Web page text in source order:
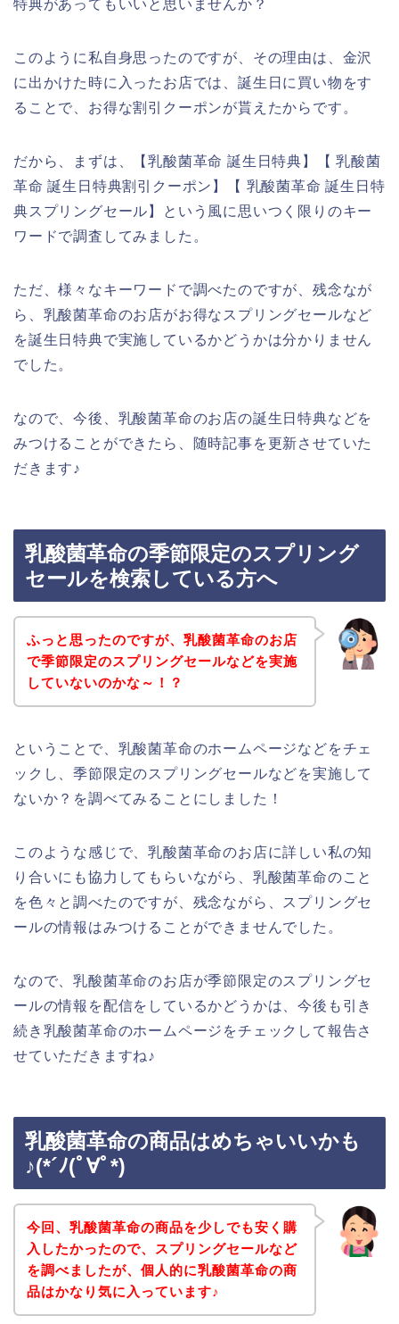
特典があってもいいと思いませんか？
このように私自身思ったのですが、その理由は、金沢
に出かけた時に入ったお店では、誕生日に買い物をす
ることで、お得な割引クーポンが貰えたからです。
だから、まずは、【乳酸菌革命 誕生日特典】【 乳酸菌
革命 誕生日特典割引クーポン】【 乳酸菌革命 誕生日特
典スプリングセール】という風に思いつく限りのキー
ワードで調査してみました。
ただ、様々なキーワードで調べたのですが、残念なが
ら、乳酸菌革命のお店がお得なスプリングセールなど
を誕生日特典で実施しているかどうかは分かりません
でした。
なので、今後、乳酸菌革命のお店の誕生日特典などを
みつけることができたら、随時記事を更新させていた
だきます♪
乳酸菌革命の季節限定のスプリング
セールを検索している方へ
ふっと思ったのですが、乳酸菌革命のお店
で季節限定のスプリングセールなどを実施
していないのかな～！？
ということで、乳酸菌革命のホームページなどをチェ
ックし、季節限定のスプリングセールなどを実施して
ないか？を調べてみることにしました！
このような感じで、乳酸菌革命のお店に詳しい私の知
り合いにも協力してもらいながら、乳酸菌革命のこと
を色々と調べたのですが、残念ながら、スプリングセ
ールの情報はみつけることができませんでした。
なので、乳酸菌革命のお店が季節限定のスプリングセ
ールの情報を配信をしているかどうかは、今後も引き
続き乳酸菌革命のホームページをチェックして報告さ
せていただきますね♪
乳酸菌革命の商品はめちゃいいかも
♪(*´ﾉ(ﾟ∀ﾟ*)
今回、乳酸菌革命の商品を少しでも安く購
入したかったので、スプリングセールなど
を調べましたが、個人的に乳酸菌革命の商
品はかなり気に入っています♪